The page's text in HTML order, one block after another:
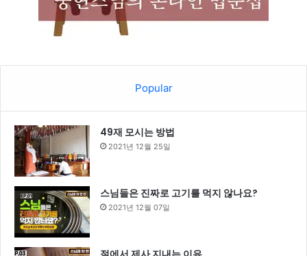
Popular
49재 모시는 방법
2021년 12월 25일
스님들은 진짜로 고기를 먹지 않나요?
2021년 12월 07일